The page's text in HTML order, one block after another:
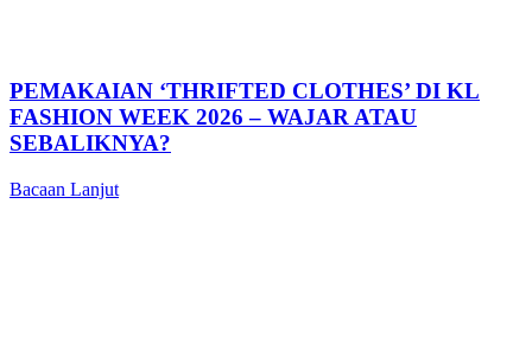
PEMAKAIAN ‘THRIFTED CLOTHES’ DI KL
FASHION WEEK 2026 – WAJAR ATAU
SEBALIKNYA?
Bacaan Lanjut